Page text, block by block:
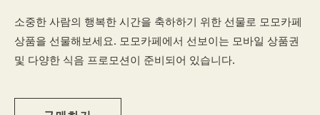
소중한 사람의 행복한 시간을 축하하기 위한 선물로 모모카페
상품을 선물해보세요. 모모카페에서 선보이는 모바일 상품권
및 다양한 식음 프로모션이 준비되어 있습니다.